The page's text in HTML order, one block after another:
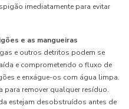
imediatamente para evitar
e as mangueiras
e outros detritos podem se
e comprometendo o fluxo de
e enxágue-os com água limpa.
para remover qualquer resíduo.
estejam desobstruídos antes de